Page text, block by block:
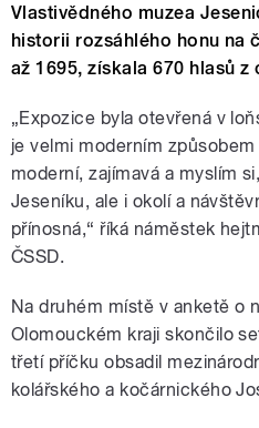
Vlastivědného muzea
historii rozsáhlého honu na
až 1695, získala 670 hlasů z
„Expozice byla otevřená v
je velmi moderním
moderní, zajímavá a myslím
Jeseníku, ale i okolí a
přínosná,“ říká náměstek
ČSSD.
Na druhém místě v anketě o
Olomouckém kraji skončilo
třetí příčku obsadil
kolářského a kočárnického